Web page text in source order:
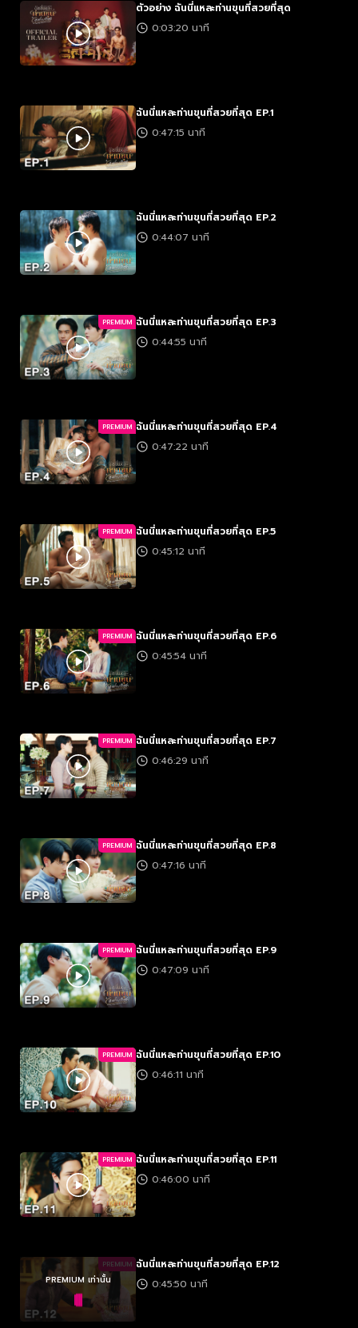
ตัวอย่าง ฉันนี่แหละท่านขุนที่สวยที่สุด
0:03:20 นาที
ฉันนี่แหละท่านขุนที่สวยที่สุด EP.1
0:47:15 นาที
ฉันนี่แหละท่านขุนที่สวยที่สุด EP.2
0:44:07 นาที
PREMIUM ฉันนี่แหละท่านขุนที่สวยที่สุด EP.3
0:44:55 นาที
PREMIUM ฉันนี่แหละท่านขุนที่สวยที่สุด EP.4
0:47:22 นาที
PREMIUM ฉันนี่แหละท่านขุนที่สวยที่สุด EP.5
0:45:12 นาที
PREMIUM ฉันนี่แหละท่านขุนที่สวยที่สุด EP.6
0:45:54 นาที
PREMIUM ฉันนี่แหละท่านขุนที่สวยที่สุด EP.7
0:46:29 นาที
PREMIUM ฉันนี่แหละท่านขุนที่สวยที่สุด EP.8
0:47:16 นาที
PREMIUM ฉันนี่แหละท่านขุนที่สวยที่สุด EP.9
0:47:09 นาที
PREMIUM ฉันนี่แหละท่านขุนที่สวยที่สุด EP.10
0:46:11 นาที
PREMIUM ฉันนี่แหละท่านขุนที่สวยที่สุด EP.11
0:46:00 นาที
PREMIUM
PREMIUM เท่านั้น
ฉันนี่แหละท่านขุนที่สวยที่สุด EP.12
0:45:50 นาที